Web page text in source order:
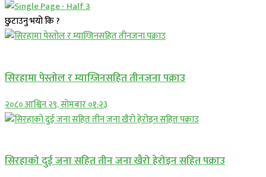
छुटाउनु भयो कि ?
सिरहामा पेस्तोल र म्याग्जिनसहित तीनजना पक्राउ
२०८० आश्विन २९, सोमबार ०१:२३
सिरहाकाे दुई जना सहित तीन जना खैरो हेरोइन सहित पक्राउ